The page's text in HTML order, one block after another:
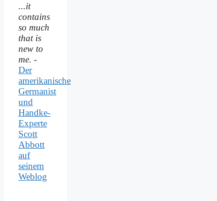
...it
contains
so much
that is
new to
me. -
Der
amerikanische
Germanist
und
Handke-
Experte
Scott
Abbott
auf
seinem
Weblog